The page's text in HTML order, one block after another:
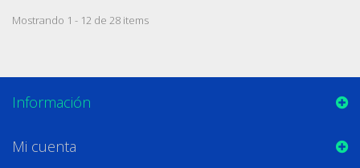
Mostrando 1 - 12 de 28 items
Información
Mi cuenta